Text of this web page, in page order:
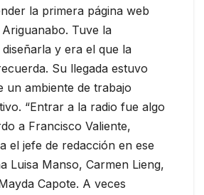
la primera página web
Tuve la
y era el que la
Su llegada estuvo
un ambiente de trabajo
“Entrar a la radio fue algo
a Francisco Valiente,
el jefe de redacción en ese
Luisa Manso, Carmen Lieng,
Capote. A veces